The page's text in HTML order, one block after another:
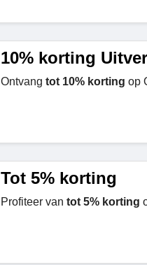
10% korting
Ontvang tot 10% korting op
Tot 5% korting
Profiteer van tot 5% korting